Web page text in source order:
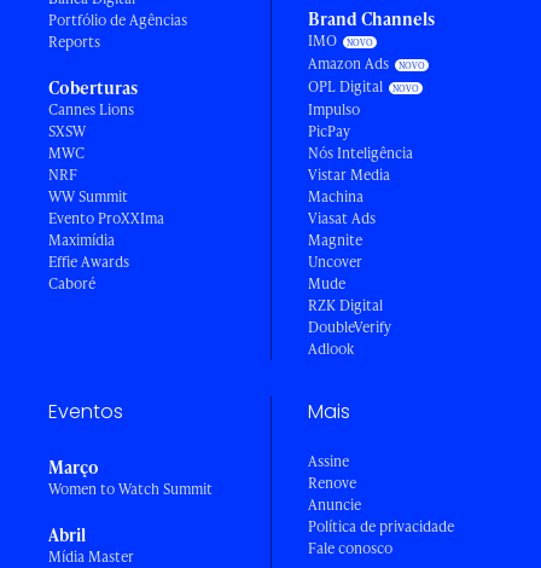
Portfólio de Agências
Reports
Coberturas
Cannes Lions
SXSW
MWC
NRF
WW Summit
Evento ProXXIma
Maximídia
Effie Awards
Caboré
Brand Channels
IMO
Amazon Ads
OPL Digital
Impulso
PicPay
Nós Inteligência
Vistar Media
Machina
Viasat Ads
Magnite
Uncover
Mude
RZK Digital
DoubleVerify
Adlook
Eventos
Março
Women to Watch Summit
Abril
Mídia Master
Mais
Assine
Renove
Anuncie
Política de privacidade
Fale conosco